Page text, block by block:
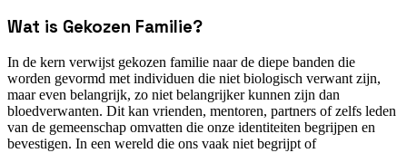
Wat is Gekozen Familie?
In de kern verwijst gekozen familie naar de diepe banden die
worden gevormd met individuen die niet biologisch verwant zijn,
maar even belangrijk, zo niet belangrijker kunnen zijn dan
bloedverwanten. Dit kan vrienden, mentoren, partners of zelfs leden
van de gemeenschap omvatten die onze identiteiten begrijpen en
bevestigen. In een wereld die ons vaak niet begrijpt of